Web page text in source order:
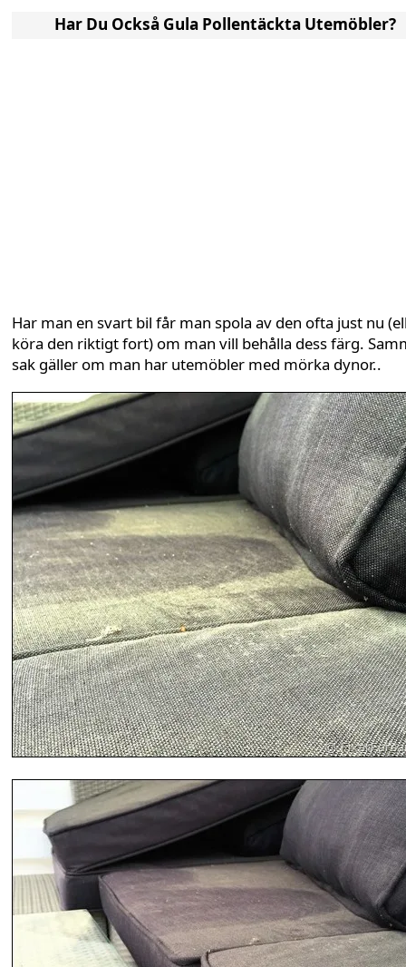
Har Du Också Gula Pollentäckta Utemöbler?
Har man en svart bil får man spola av den ofta just nu
köra den riktigt fort) om man vill behålla dess färg.
sak gäller om man har utemöbler med mörka dynor..